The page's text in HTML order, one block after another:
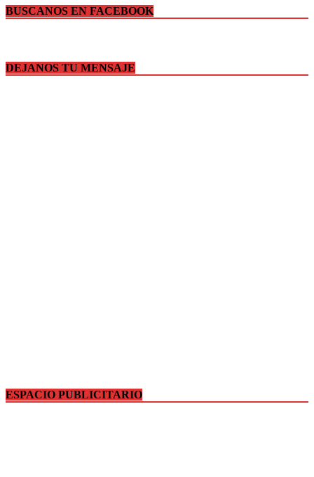
BUSCANOS EN FACEBOOK
DEJANOS TU MENSAJE
ESPACIO PUBLICITARIO